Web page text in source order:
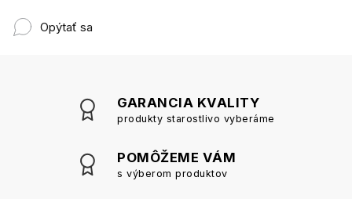
Opýtať sa
GARANCIA KVALITY
produkty starostlivo vyberáme
POMÔŽEME VÁM
s výberom produktov